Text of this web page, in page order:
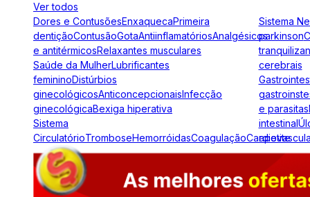
Ver todos
Dores e ContusõesEnxaquecaPrimeira
dentiçãoContusãoGotaAntiinflamatóriosAnalgésicos
e antitérmicosRelaxantes musculares
Saúde da MulherLubrificantes
femininoDistúrbios
ginecológicosAnticoncepcionaisInfecção
ginecológicaBexiga hiperativa
Sistema
CirculatórioTromboseHemorróidasCoagulação
Sistema
parkinson
cerebrais
e parasitas
intestinal
apetite